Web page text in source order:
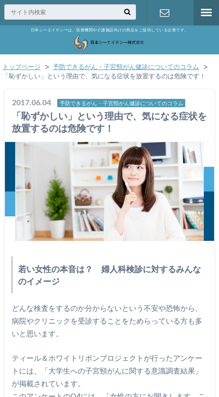
日本シーエイチシーは、医療機関や介護施設向けの商品をご提供している企業です。
トップページ
予防できるがん・子宮頸がん健診についてのコラム
「恥ずかしい」という理由で、気になる症状を放置するのは危険です！
2017.06.04 予防できるがん・子宮頸がん健診についてのコラム
「恥ずかしい」という理由で、気になる症状を
放置するのは危険です！
若い女性の本音は？ 婦人科検診に対するみんな
のイメージ
どんな検査をするのか分からないという不安や恐怖から、
病院やクリニックを受診することをためらっている方も多
いと思います。
ティール＆ホワイトリボンプロジェクトが行ったアンケー
トには、「大学生への子宮頸がんに関する意識調査結果」
が掲載されています。